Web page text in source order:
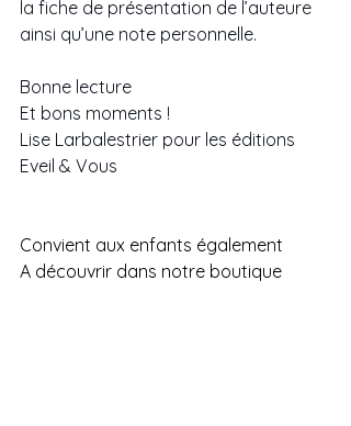
la fiche de présentation de l’auteure
ainsi qu’une note personnelle.
Bonne lecture
Et bons moments !
Lise Larbalestrier pour les éditions
Eveil & Vous
Convient aux enfants également
A découvrir dans notre boutique